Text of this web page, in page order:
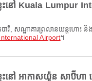
ខ្លះនៅ Kuala
Airport។
ខ្លះនៅ អាកាសយ៉ូន សាប៊ីហា